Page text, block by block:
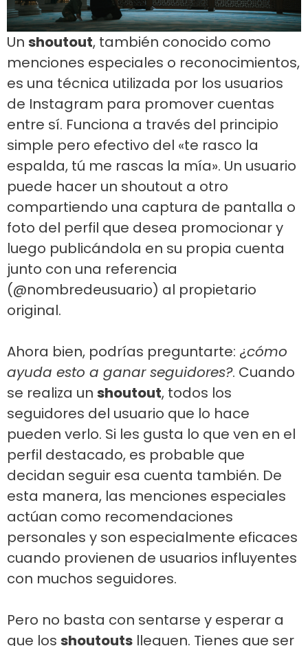
Un shoutout, también conocido como
menciones especiales o reconocimientos,
es una técnica utilizada por los usuarios
de Instagram para promover cuentas
entre sí. Funciona a través del principio
simple pero efectivo del «te rasco la
espalda, tú me rascas la mía». Un usuario
puede hacer un shoutout a otro
compartiendo una captura de pantalla o
foto del perfil que desea promocionar y
luego publicándola en su propia cuenta
junto con una referencia
(@nombredeusuario) al propietario
original.
Ahora bien, podrías preguntarte: ¿cómo
ayuda esto a ganar seguidores?. Cuando
se realiza un shoutout, todos los
seguidores del usuario que lo hace
pueden verlo. Si les gusta lo que ven en el
perfil destacado, es probable que
decidan seguir esa cuenta también. De
esta manera, las menciones especiales
actúan como recomendaciones
personales y son especialmente eficaces
cuando provienen de usuarios influyentes
con muchos seguidores.
Pero no basta con sentarse y esperar a
que los shoutouts lleguen. Tienes que ser